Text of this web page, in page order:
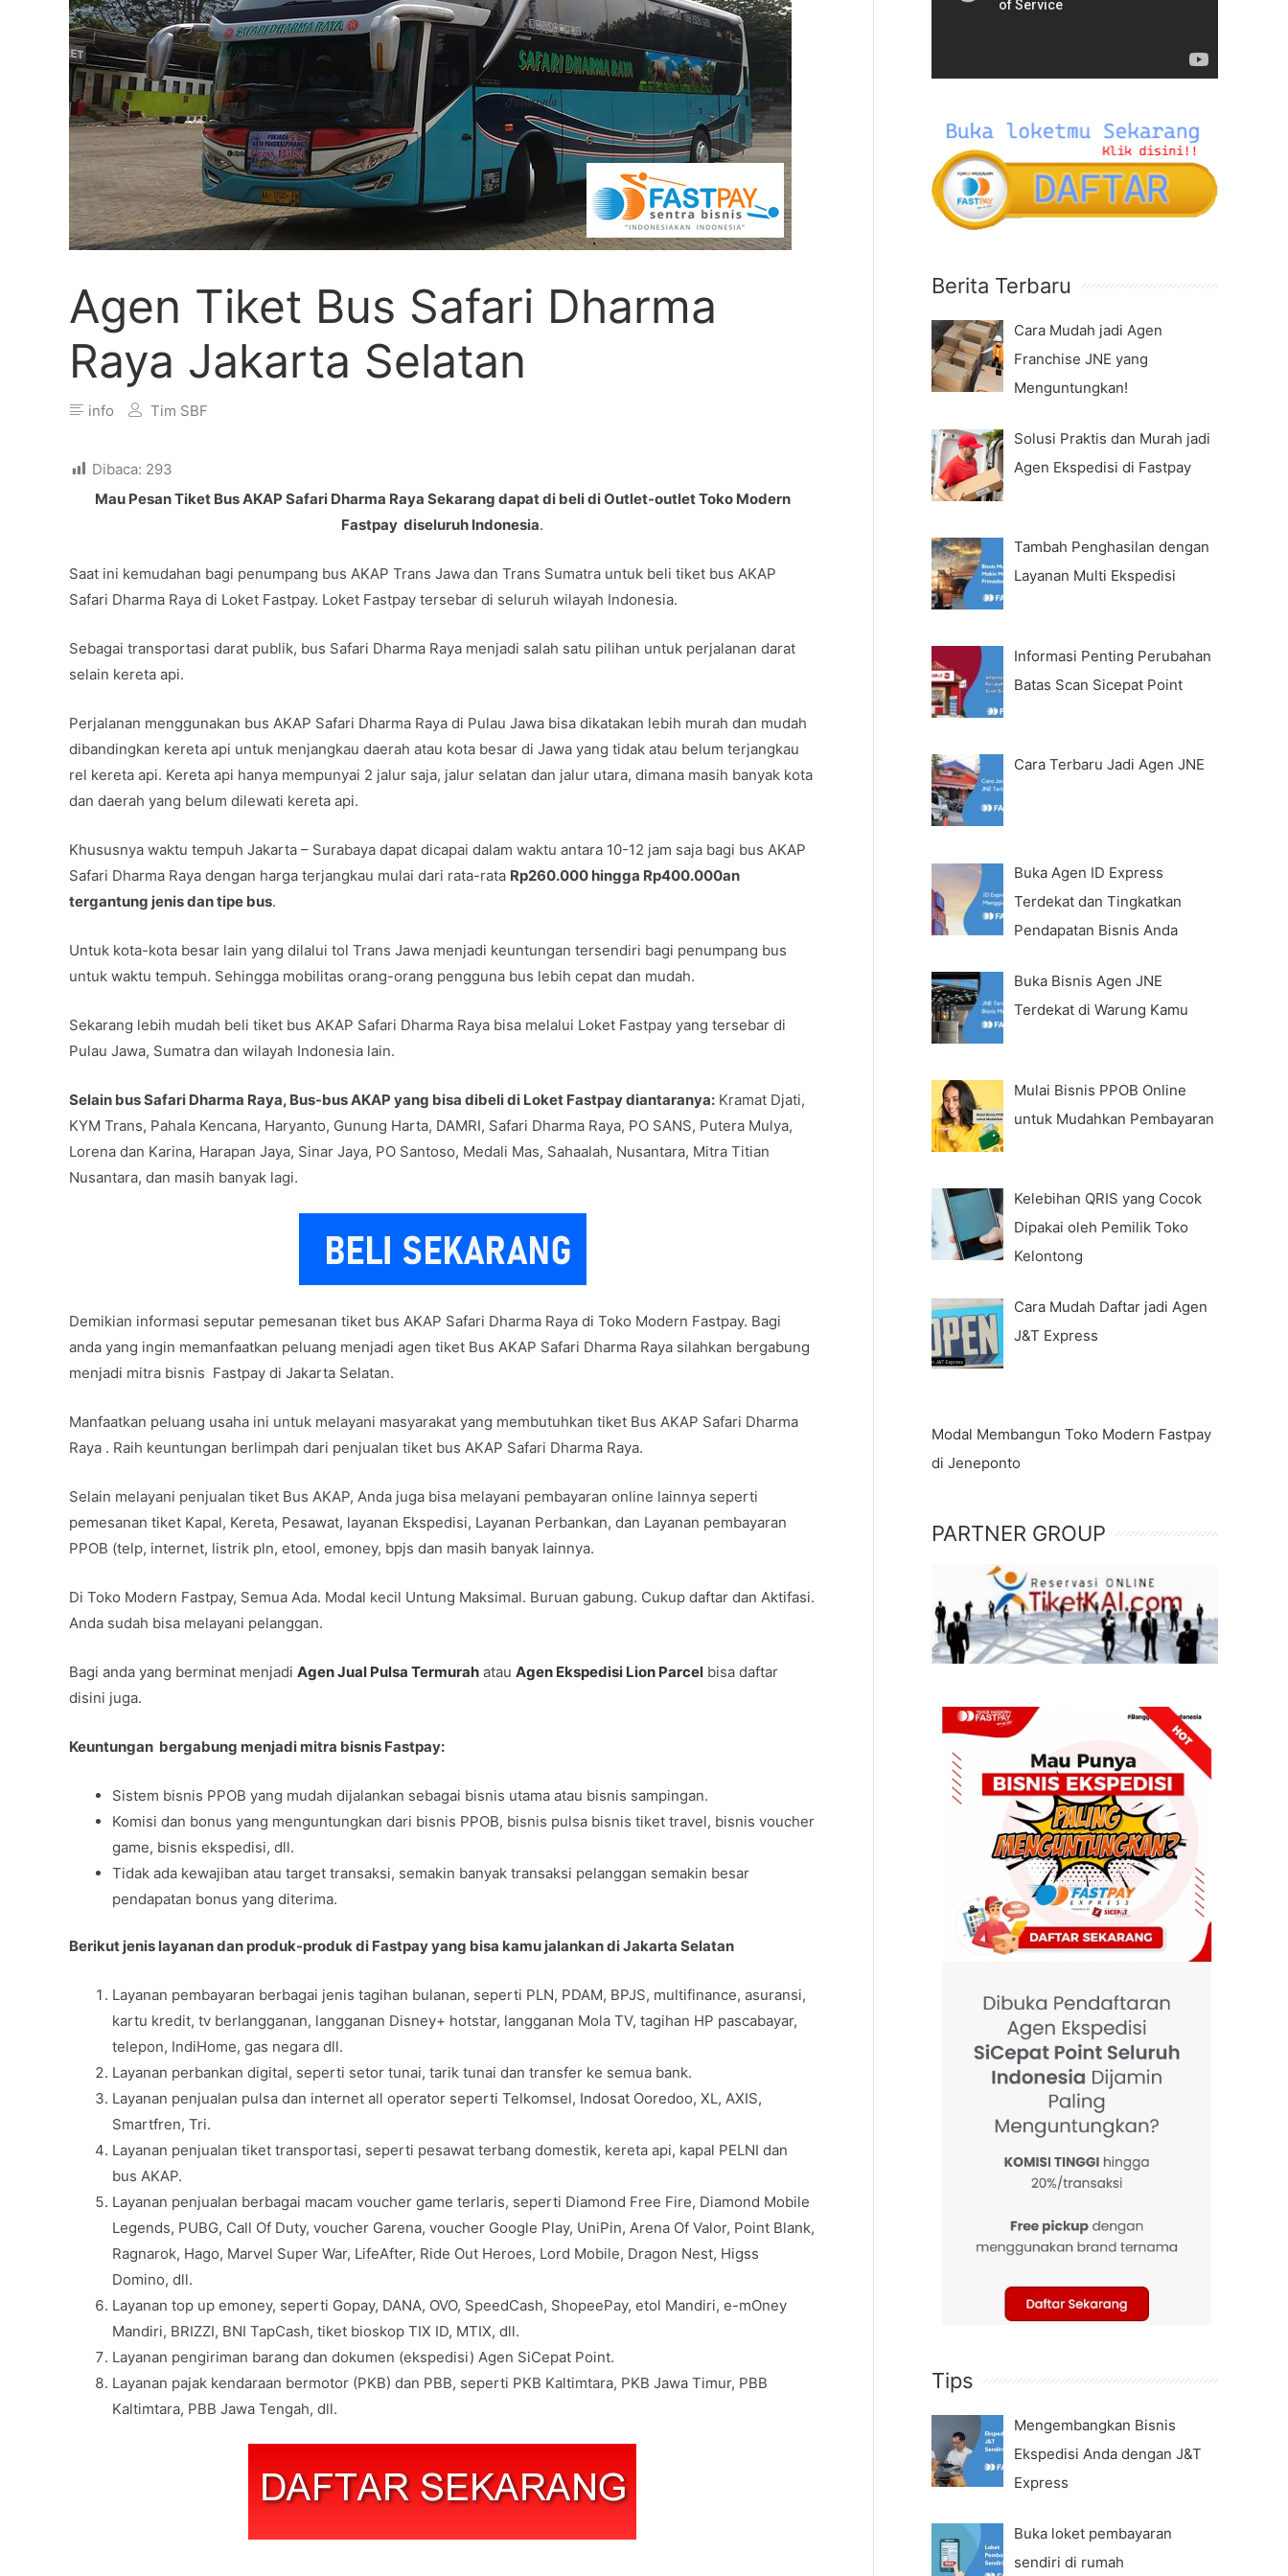
Agen Tiket Bus Safari Dharma
Raya Jakarta Selatan
info Tim SBF
Dibaca: 293
Mau Pesan Tiket Bus AKAP Safari Dharma Raya Sekarang dapat di beli di Outlet-outlet Toko Modern
Fastpay diseluruh Indonesia.
Saat ini kemudahan bagi penumpang bus AKAP Trans Jawa dan Trans Sumatra untuk beli tiket bus AKAP
Safari Dharma Raya di Loket Fastpay. Loket Fastpay tersebar di seluruh wilayah Indonesia.
Sebagai transportasi darat publik, bus Safari Dharma Raya menjadi salah satu pilihan untuk perjalanan darat
selain kereta api.
Perjalanan menggunakan bus AKAP Safari Dharma Raya di Pulau Jawa bisa dikatakan lebih murah dan mudah
dibandingkan kereta api untuk menjangkau daerah atau kota besar di Jawa yang tidak atau belum terjangkau
rel kereta api. Kereta api hanya mempunyai 2 jalur saja, jalur selatan dan jalur utara, dimana masih banyak kota
dan daerah yang belum dilewati kereta api.
Khususnya waktu tempuh Jakarta – Surabaya dapat dicapai dalam waktu antara 10-12 jam saja bagi bus AKAP
Safari Dharma Raya dengan harga terjangkau mulai dari rata-rata Rp260.000 hingga Rp400.000an
tergantung jenis dan tipe bus.
Untuk kota-kota besar lain yang dilalui tol Trans Jawa menjadi keuntungan tersendiri bagi penumpang bus
untuk waktu tempuh. Sehingga mobilitas orang-orang pengguna bus lebih cepat dan mudah.
Sekarang lebih mudah beli tiket bus AKAP Safari Dharma Raya bisa melalui Loket Fastpay yang tersebar di
Pulau Jawa, Sumatra dan wilayah Indonesia lain.
Selain bus Safari Dharma Raya, Bus-bus AKAP yang bisa dibeli di Loket Fastpay diantaranya: Kramat Djati,
KYM Trans, Pahala Kencana, Haryanto, Gunung Harta, DAMRI, Safari Dharma Raya, PO SANS, Putera Mulya,
Lorena dan Karina, Harapan Jaya, Sinar Jaya, PO Santoso, Medali Mas, Sahaalah, Nusantara, Mitra Titian
Nusantara, dan masih banyak lagi.
Demikian informasi seputar pemesanan tiket bus AKAP Safari Dharma Raya di Toko Modern Fastpay. Bagi
anda yang ingin memanfaatkan peluang menjadi agen tiket Bus AKAP Safari Dharma Raya silahkan bergabung
menjadi mitra bisnis Fastpay di Jakarta Selatan.
Manfaatkan peluang usaha ini untuk melayani masyarakat yang membutuhkan tiket Bus AKAP Safari Dharma
Raya . Raih keuntungan berlimpah dari penjualan tiket bus AKAP Safari Dharma Raya.
Selain melayani penjualan tiket Bus AKAP, Anda juga bisa melayani pembayaran online lainnya seperti
pemesanan tiket Kapal, Kereta, Pesawat, layanan Ekspedisi, Layanan Perbankan, dan Layanan pembayaran
PPOB (telp, internet, listrik pln, etool, emoney, bpjs dan masih banyak lainnya.
Di Toko Modern Fastpay, Semua Ada. Modal kecil Untung Maksimal. Buruan gabung. Cukup daftar dan Aktifasi.
Anda sudah bisa melayani pelanggan.
Bagi anda yang berminat menjadi Agen Jual Pulsa Termurah atau Agen Ekspedisi Lion Parcel bisa daftar
disini juga.
Keuntungan bergabung menjadi mitra bisnis Fastpay:
Sistem bisnis PPOB yang mudah dijalankan sebagai bisnis utama atau bisnis sampingan.
Komisi dan bonus yang menguntungkan dari bisnis PPOB, bisnis pulsa bisnis tiket travel, bisnis voucher
game, bisnis ekspedisi, dll.
Tidak ada kewajiban atau target transaksi, semakin banyak transaksi pelanggan semakin besar
pendapatan bonus yang diterima.
Berikut jenis layanan dan produk-produk di Fastpay yang bisa kamu jalankan di Jakarta Selatan
Layanan pembayaran berbagai jenis tagihan bulanan, seperti PLN, PDAM, BPJS, multifinance, asuransi,
kartu kredit, tv berlangganan, langganan Disney+ hotstar, langganan Mola TV, tagihan HP pascabayar,
telepon, IndiHome, gas negara dll.
Layanan perbankan digital, seperti setor tunai, tarik tunai dan transfer ke semua bank.
Layanan penjualan pulsa dan internet all operator seperti Telkomsel, Indosat Ooredoo, XL, AXIS,
Smartfren, Tri.
Layanan penjualan tiket transportasi, seperti pesawat terbang domestik, kereta api, kapal PELNI dan
bus AKAP.
Layanan penjualan berbagai macam voucher game terlaris, seperti Diamond Free Fire, Diamond Mobile
Legends, PUBG, Call Of Duty, voucher Garena, voucher Google Play, UniPin, Arena Of Valor, Point Blank,
Ragnarok, Hago, Marvel Super War, LifeAfter, Ride Out Heroes, Lord Mobile, Dragon Nest, Higss
Domino, dll.
Layanan top up emoney, seperti Gopay, DANA, OVO, SpeedCash, ShopeePay, etol Mandiri, e-mOney
Mandiri, BRIZZI, BNI TapCash, tiket bioskop TIX ID, MTIX, dll.
Layanan pengiriman barang dan dokumen (ekspedisi) Agen SiCepat Point.
Layanan pajak kendaraan bermotor (PKB) dan PBB, seperti PKB Kaltimtara, PKB Jawa Timur, PBB
Kaltimtara, PBB Jawa Tengah, dll.
P
e
Berita Terbaru
Cara Mudah jadi Agen
Franchise JNE yang
Menguntungkan!
Solusi Praktis dan Murah jadi
Agen Ekspedisi di Fastpay
Tambah Penghasilan dengan
Layanan Multi Ekspedisi
Informasi Penting Perubahan
Batas Scan Sicepat Point
Cara Terbaru Jadi Agen JNE
Buka Agen ID Express
Terdekat dan Tingkatkan
Pendapatan Bisnis Anda
Buka Bisnis Agen JNE
Terdekat di Warung Kamu
Mulai Bisnis PPOB Online
untuk Mudahkan Pembayaran
Kelebihan QRIS yang Cocok
Dipakai oleh Pemilik Toko
Kelontong
Cara Mudah Daftar jadi Agen
J&T Express
Modal Membangun Toko Modern Fastpay
di Jeneponto
PARTNER GROUP
Tips
Mengembangkan Bisnis
Ekspedisi Anda dengan J&T
Express
Buka loket pembayaran
sendiri di rumah